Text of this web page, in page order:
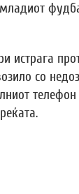
истрага
со